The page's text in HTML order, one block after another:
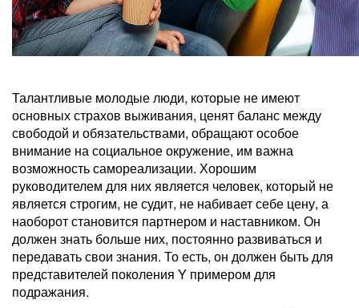
Талантливые молодые люди, которые не имеют
основных страхов выживания, ценят баланс между
свободой и обязательствами, обращают особое
внимание на социальное окружение, им важна
возможность самореализации. Хорошим
руководителем для них является человек, который не
является строгим, не судит, не набивает себе цену, а
наоборот становится партнером и наставником. Он
должен знать больше них, постоянно развиваться и
передавать свои знания. То есть, он должен быть для
представителей поколения Y примером для
подражания.